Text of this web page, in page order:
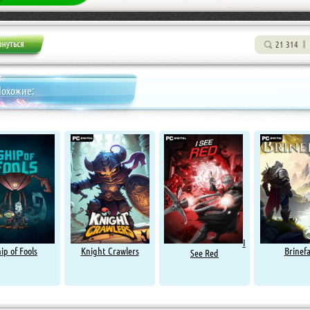
21 314
of Fools Knight Crawlers
I
See Red